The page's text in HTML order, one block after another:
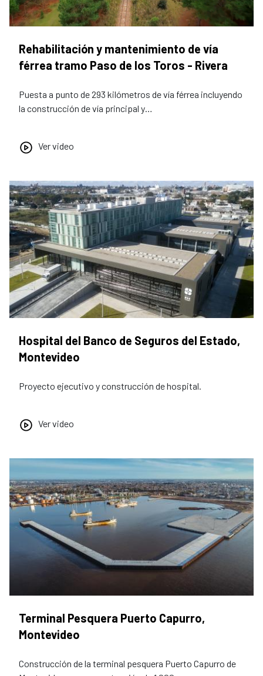
Rehabilitación y mantenimiento de vía
férrea tramo Paso de los Toros - Rivera
Puesta a punto de 293 kilómetros de vía férrea incluyendo
la construcción de vía principal y…
Ver video
Hospital del Banco de Seguros del Estado,
Montevideo
Proyecto ejecutivo y construcción de hospital.
Ver video
Terminal Pesquera Puerto Capurro,
Montevideo
Construcción de la terminal pesquera Puerto Capurro de